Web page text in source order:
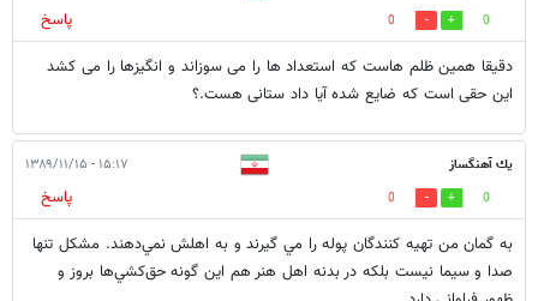
0
0
پاسخ
دقیقا همین ظلم هاست که استعداد ها را می سوزاند و انگیزها را می کشد
این حقی است که ضایع شده آیا داد ستانی هست.؟
يك آهنگساز ۱۵:۱۷ - ۱۳۸۹/۱۱/۱۵
0
0
پاسخ
به گمان من تهيه كنندگان پوله را مي گيرند و به اهلش نمي‌دهند. مشكل تنها
صدا و سيما نيست بلكه در بدنه اهل هنر هم اين گونه حق‌كشي‌ها بروز و